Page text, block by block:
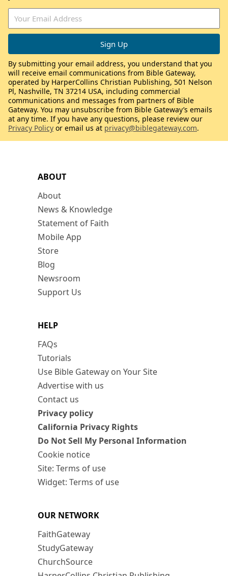
ABOUT
About
News & Knowledge
Statement of Faith
Mobile App
Store
Blog
Newsroom
Support Us
HELP
FAQs
Tutorials
Use Bible Gateway on Your Site
Advertise with us
Contact us
Privacy policy
California Privacy Rights
Do Not Sell My Personal Information
Cookie notice
Site: Terms of use
Widget: Terms of use
OUR NETWORK
FaithGateway
StudyGateway
ChurchSource
By submitting your email address, you understand that you
will receive email communications from Bible Gateway,
operated by HarperCollins Christian Publishing, 501 Nelson
Pl, Nashville, TN 37214 USA, including commercial
communications and messages from partners of Bible
Gateway. You may unsubscribe from Bible Gateway’s emails
at any time. If you have any questions, please review our
Privacy Policy or email us at privacy@biblegateway.com.